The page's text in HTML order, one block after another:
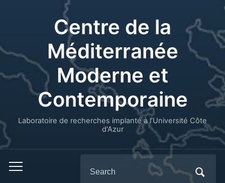
Centre de la
Méditerranée
Moderne et
Contemporaine
Laboratoire de recherches implanté à l’Université Côte
d'Azur
for: